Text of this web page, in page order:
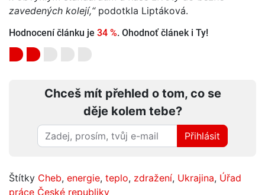
zavedených kolejí,“podotkla Liptáková.
Hodnocení článku je 34 %. Ohodnoť článek i Ty!
Chceš mít přehled o tom, co se
děje kolem tebe?
Přihlásit
Štítky Cheb, energie, teplo, zdražení, Ukrajina, Úřad
práce České republiky